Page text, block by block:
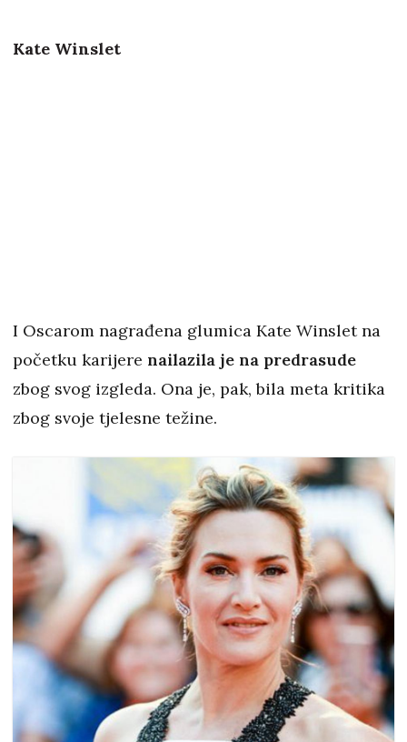
Kate Winslet
I Oscarom nagrađena glumica Kate Winslet na
početku karijere nailazila je na predrasude
zbog svog izgleda. Ona je, pak, bila meta kritika
zbog svoje tjelesne težine.